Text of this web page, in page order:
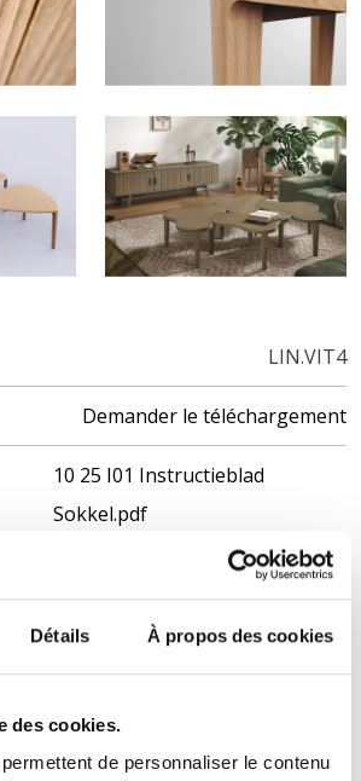
Détails À propos des cookies
des cookies.
de personnaliser le contenu
LIN.VIT4
Demander le téléchargement
10 25 I01 Instructieblad
Sokkel.pdf